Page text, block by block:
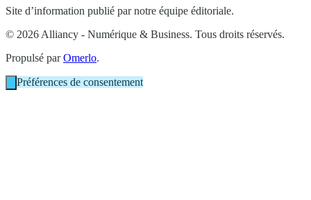
Site d’information publié par notre équipe éditoriale.
© 2026 Alliancy - Numérique & Business. Tous droits réservés.
Propulsé parOmerlo.
Préférences de consentement